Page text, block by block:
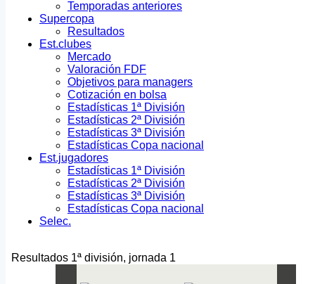
Temporadas anteriores
Supercopa
Resultados
Est.clubes
Mercado
Valoración FDF
Objetivos para managers
Cotización en bolsa
Estadísticas 1ª División
Estadísticas 2ª División
Estadísticas 3ª División
Estadísticas Copa nacional
Est.jugadores
Estadísticas 1ª División
Estadísticas 2ª División
Estadísticas 3ª División
Estadísticas Copa nacional
Selec.
Resultados 1ª división, jornada 1